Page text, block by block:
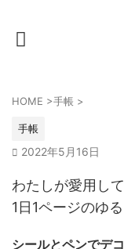
HOME >手帳 >
手帳
2022年5月16日
わたしが愛用し
1日1ページのゆ
シールとペンでデ